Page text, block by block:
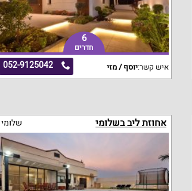
6
חדרים
052-9125042 איש קשר:יוסף / מזי
אחוזת ליב בשלומי שלומי